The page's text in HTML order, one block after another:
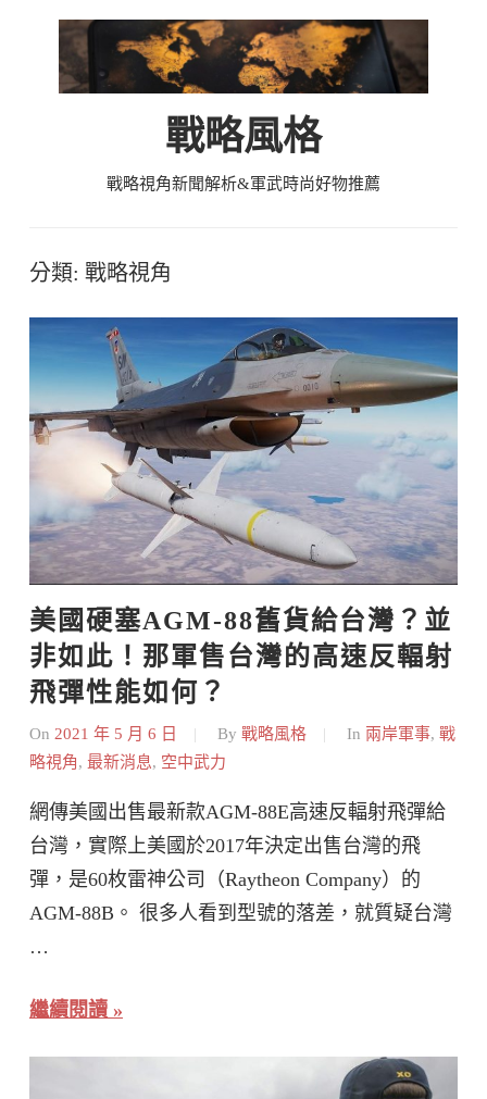
戰略風格
戰略視角新聞解析&軍武時尚好物推薦
分類: 戰略視角
美國硬塞AGM-88舊貨給台灣？並
非如此！那軍售台灣的高速反輻射
飛彈性能如何？
On 2021 年 5 月 6 日 By 戰略風格 In 兩岸軍事, 戰
略視角, 最新消息, 空中武力
網傳美國出售最新款AGM-88E高速反輻射飛彈給
台灣，實際上美國於2017年決定出售台灣的飛
彈，是60枚雷神公司（Raytheon Company）的
AGM-88B。 很多人看到型號的落差，就質疑台灣
…
繼續閱讀